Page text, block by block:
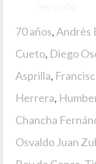
70 años,Andrés
Cueto, Diego
Asprilla,
Herrera,
Chancha
Osvaldo Juan